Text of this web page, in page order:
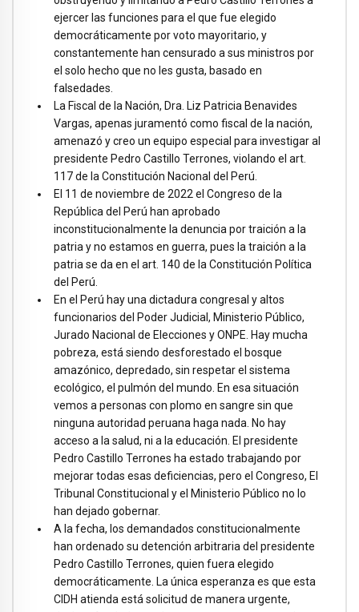
ejercer las funciones para el que fue elegido
democráticamente por voto mayoritario, y
constantemente han censurado a sus ministros por
el solo hecho que no les gusta, basado en
falsedades.
La Fiscal de la Nación, Dra. Liz Patricia Benavides
Vargas, apenas juramentó como fiscal de la nación,
amenazó y creo un equipo especial para investigar al
presidente Pedro Castillo Terrones, violando el art.
117 de la Constitución Nacional del Perú.
El 11 de noviembre de 2022 el Congreso de la
República del Perú han aprobado
inconstitucionalmente la denuncia por traición a la
patria y no estamos en guerra, pues la traición a la
patria se da en el art. 140 de la Constitución Política
del Perú.
En el Perú hay una dictadura congresal y altos
funcionarios del Poder Judicial, Ministerio Público,
Jurado Nacional de Elecciones y ONPE. Hay mucha
pobreza, está siendo desforestado el bosque
amazónico, depredado, sin respetar el sistema
ecológico, el pulmón del mundo. En esa situación
vemos a personas con plomo en sangre sin que
ninguna autoridad peruana haga nada. No hay
acceso a la salud, ni a la educación. El presidente
Pedro Castillo Terrones ha estado trabajando por
mejorar todas esas deficiencias, pero el Congreso, El
Tribunal Constitucional y el Ministerio Público no lo
han dejado gobernar.
A la fecha, los demandados constitucionalmente
han ordenado su detención arbitraria del presidente
Pedro Castillo Terrones, quien fuera elegido
democráticamente. La única esperanza es que esta
CIDH atienda está solicitud de manera urgente,